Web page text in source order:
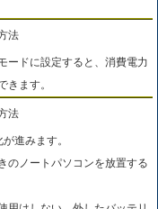
法
ードに設定すると、消費電力
きます。
法
進みます。
のノートパソコンを放置する